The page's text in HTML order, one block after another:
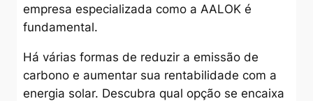
empresa especializada como a AALOK é
fundamental.
Há várias formas de reduzir a emissão de
carbono e aumentar sua rentabilidade com a
energia solar. Descubra qual opção se encaixa